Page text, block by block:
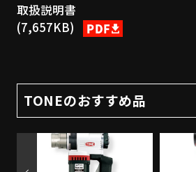
取扱説明書
(7,657KB)
TONEのおすすめ品